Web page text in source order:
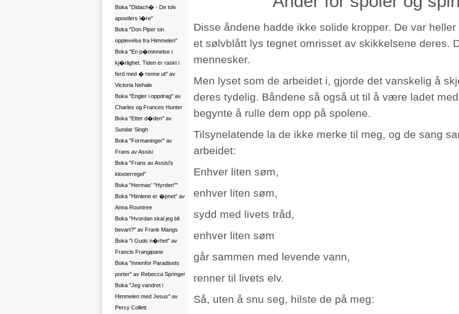
Boka "Didach� - De tolv
apostlers l�re"
Boka "Don Piper sin
opplevelse fra Himmelen"
Boka "En p�minnelse i
kj�rlighet. Tiden er raskt i
ferd med � renne ut" av
Victoria Nehale
Boka "Engler i oppdrag" av
Charles og Frances Hunter
Boka "Etter d�den" av
Sundar Singh
Boka "Formaninger" av
Frans av Assisi
Boka "Frans av Assisi's
klosterregel"
Boka "Hermas' "Hyrden""
Boka "Himlene er �pnet" av
Anna Rountree
Boka "Hvordan skal jeg bli
bevart?" av Frank Mangs
Boka "I Guds n�rhet" av
Francis Frangipane
Boka "Innenfor Paradisets
porter" av Rebecca Springer
Boka "Jeg vandret i
Himmelen med Jesus" av
Percy Collett
Disse åndene hadde ikke solide kropper. De var
et sølvblått lys tegnet omrisset av skikkelsene deres.
mennesker.
Men lyset som de arbeidet i, gjorde det vanskelig å
deres tydelig. Båndene så også ut til å være ladet
begynte å rulle dem opp på spolene.
Tilsynelatende la de ikke merke til meg, og de sang
arbeidet:
Enhver liten søm,
enhver liten søm,
sydd med livets tråd,
enhver liten søm
går sammen med levende vann,
renner til livets elv.
Så, uten å snu seg, hilste de på meg: